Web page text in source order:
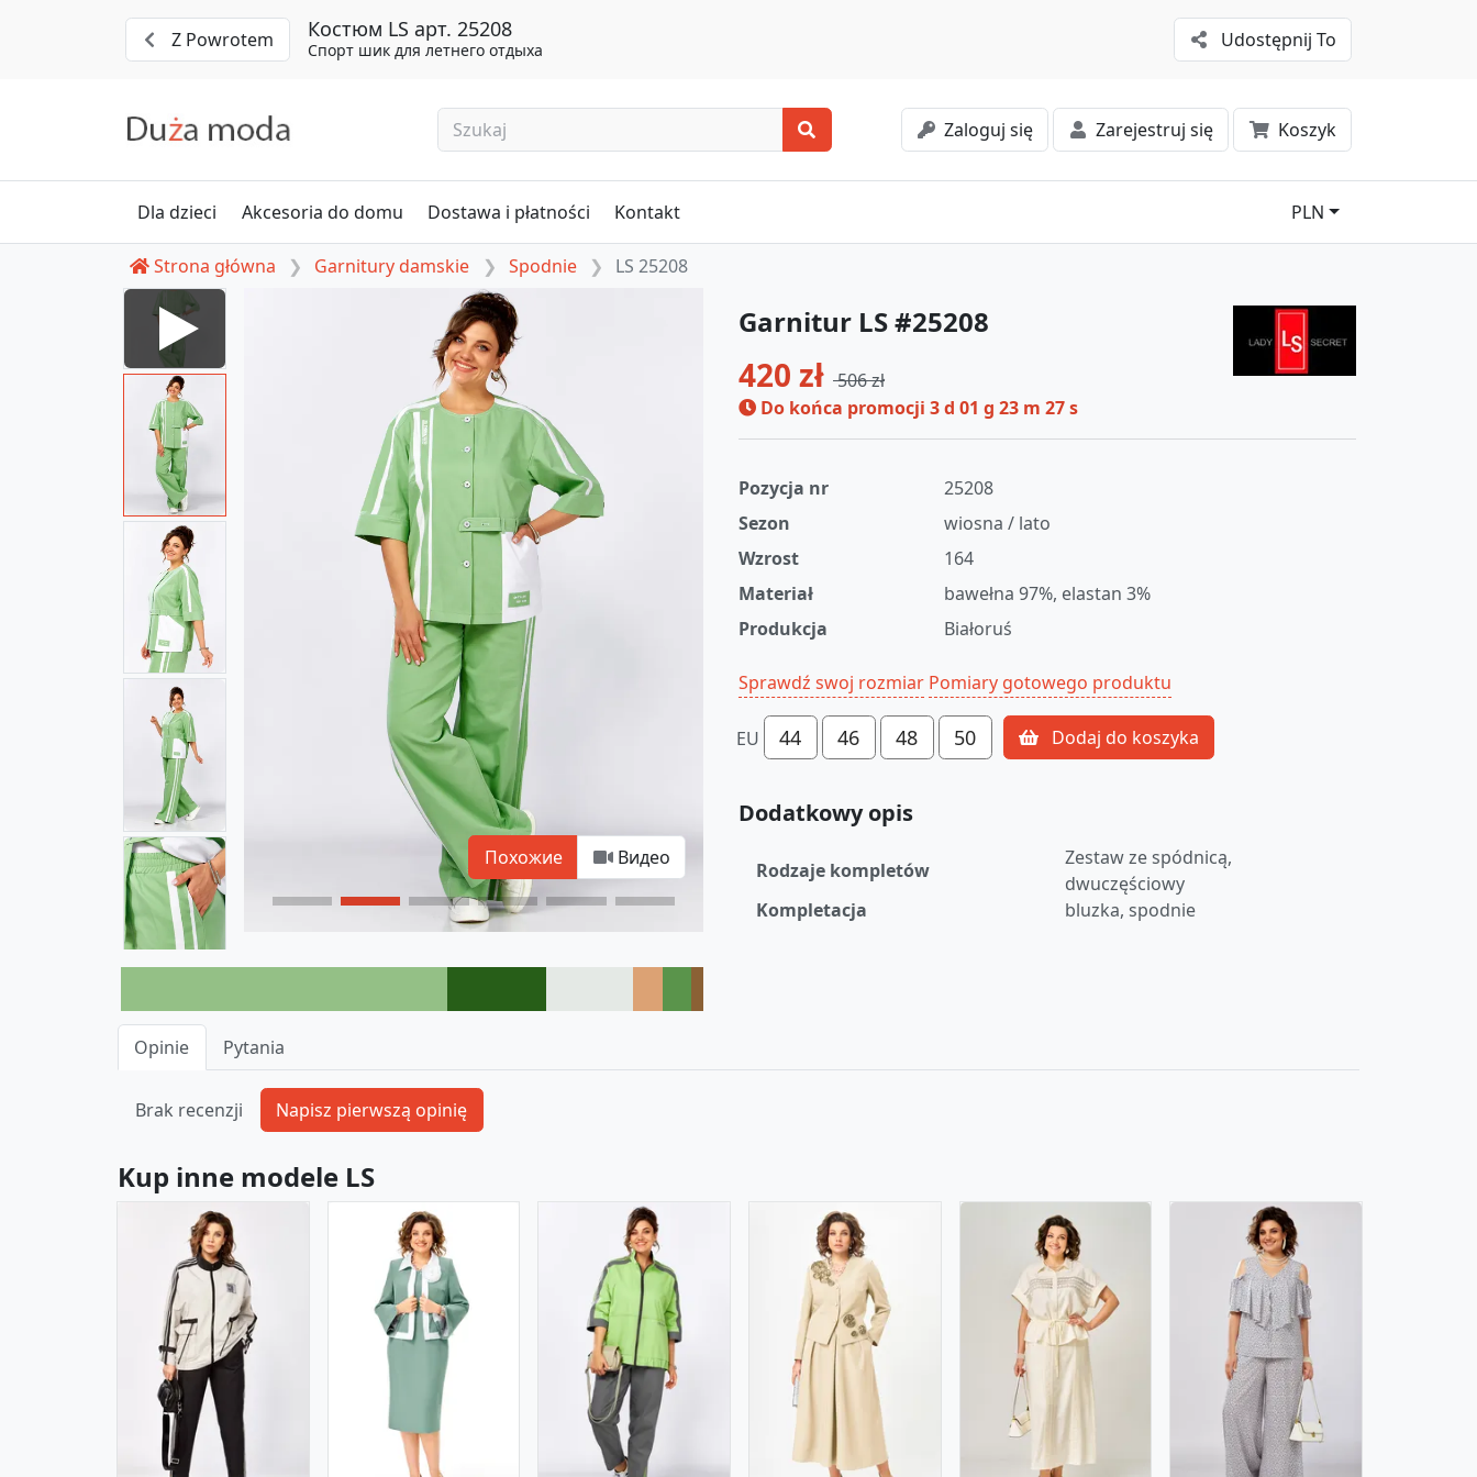
Z Powrotem Костюм LS арт. 25208
Спорт шик для летнего отдыха Udostępnij To
Zaloguj się Zarejestruj się Koszyk
Dla dzieci Akcesoria do domu Dostawa i płatności Kontakt PLN
Strona główna Garnitury damskie Spodnie LS 25208
Похожие Видео
Garnitur LS #25208
420 zł 506 zł
Do końca promocji 3 d 01 g 23 m 27 s
Pozycja nr
25208
Sezon
wiosna / lato
Wzrost
164
Materiał
bawełna 97%, elastan 3%
Produkcja
Białoruś
Sprawdź swoj rozmiar Pomiary gotowego produktu
EU 44 46 48 50 Dodaj do koszyka
Dodatkowy opis
Rodzaje kompletów
Zestaw ze spódnicą,
dwuczęściowy
Kompletacja
bluzka, spodnie
Opinie Pytania
Brak recenzji
Kup inne modele LS